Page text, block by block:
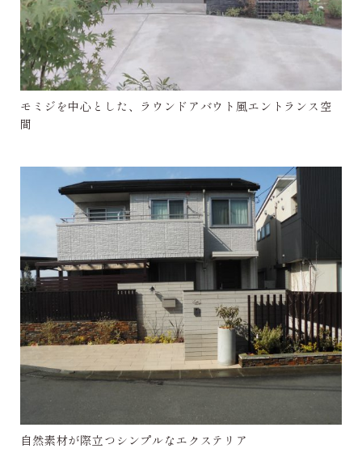
モミジを中心とした、ラウンドアバウト風エントランス空
間
自然素材が際立つシンプルなエクステリア